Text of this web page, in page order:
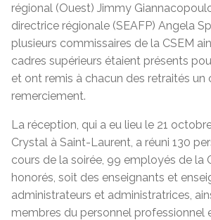
régional (Ouest) Jimmy
directrice régionale (SEAFP) Angela
plusieurs commissaires de la CSEM
cadres supérieurs étaient présents
et ont remis à chacun des retraités un
remerciement.
La réception, qui a eu lieu le 21
Crystal à Saint-Laurent, a réuni 130
cours de la soirée, 99 employés de la
honorés, soit des enseignants et
administrateurs et administratrices,
membres du personnel professionnel